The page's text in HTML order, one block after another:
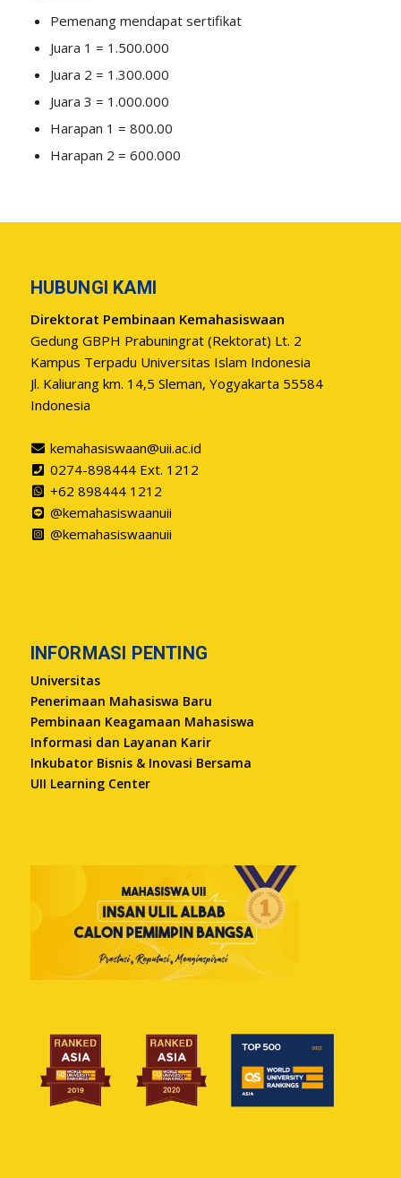
Pemenang mendapat sertifikat
Juara 1 = 1.500.000
Juara 2 = 1.300.000
Juara 3 = 1.000.000
Harapan 1 = 800.00
Harapan 2 = 600.000
HUBUNGI KAMI
Direktorat Pembinaan Kemahasiswaan
Gedung GBPH Prabuningrat (Rektorat) Lt. 2
Kampus Terpadu Universitas Islam Indonesia
Jl. Kaliurang km. 14,5 Sleman, Yogyakarta 55584
Indonesia
kemahasiswaan@uii.ac.id
0274-898444 Ext. 1212
+62 898444 1212
@kemahasiswaanuii
@kemahasiswaanuii
INFORMASI PENTING
Universitas
Penerimaan Mahasiswa Baru
Pembinaan Keagamaan Mahasiswa
Informasi dan Layanan Karir
Inkubator Bisnis & Inovasi Bersama
UII Learning Center